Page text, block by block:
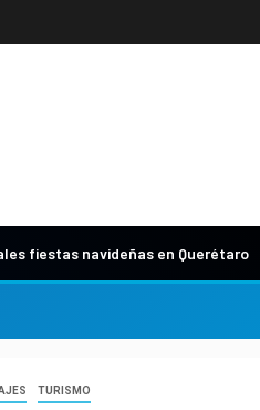
fiestas navideñas en Querétaro
TURISMO